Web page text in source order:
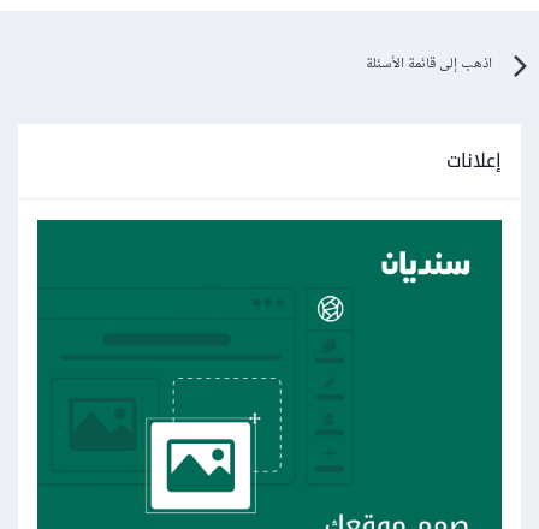
اذهب إلى قائمة الأسئلة
إعلانات